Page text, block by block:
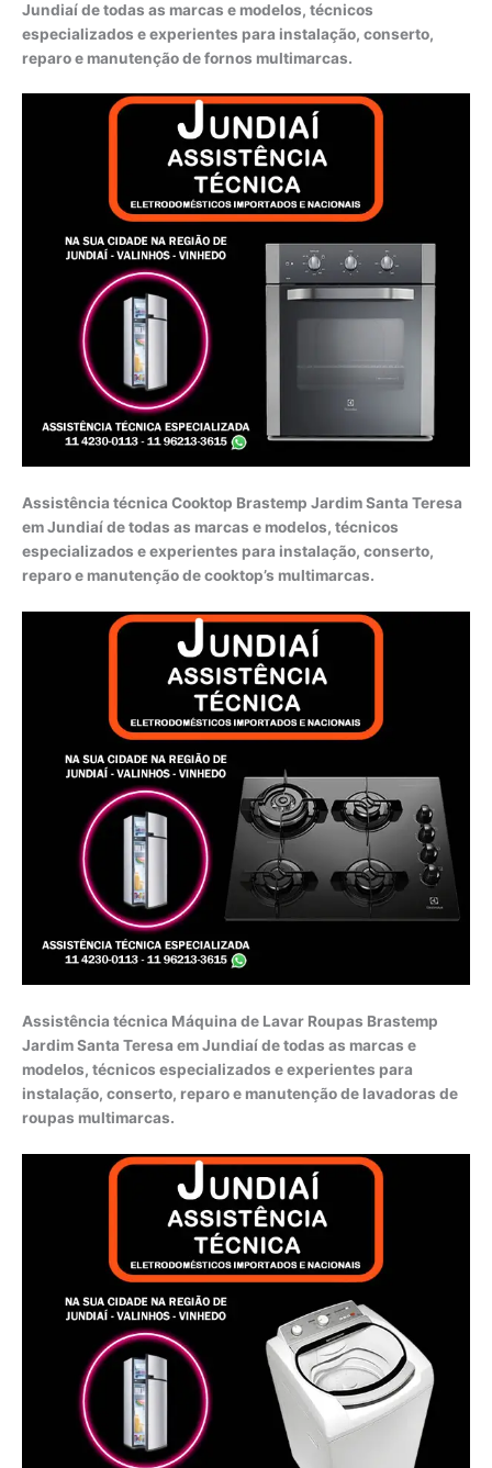
Jundiaí de todas as marcas e modelos, técnicos
especializados e experientes para instalação, conserto,
reparo e manutenção de fornos multimarcas.
Assistência técnica Cooktop Brastemp Jardim Santa Teresa
em Jundiaí de todas as marcas e modelos, técnicos
especializados e experientes para instalação, conserto,
reparo e manutenção de cooktop’s multimarcas.
Assistência técnica Máquina de Lavar Roupas Brastemp
Jardim Santa Teresa em Jundiaí de todas as marcas e
modelos, técnicos especializados e experientes para
instalação, conserto, reparo e manutenção de lavadoras de
roupas multimarcas.